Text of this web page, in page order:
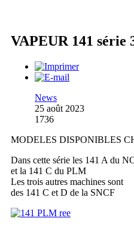
VAPEUR 141 série
News
25 août 2023
1736
MODELES DISPONIBLES
Dans cette série les 141 A du
et la 141 C du PLM
Les trois autres machines sont
des 141 C et D de la SNCF